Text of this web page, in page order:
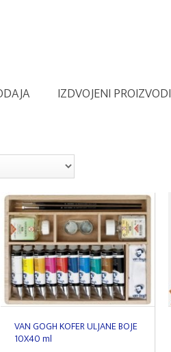
IZDVOJENI PROIZVODI
VAN GOGH KOFER ULJANE BOJE
10X40 ml